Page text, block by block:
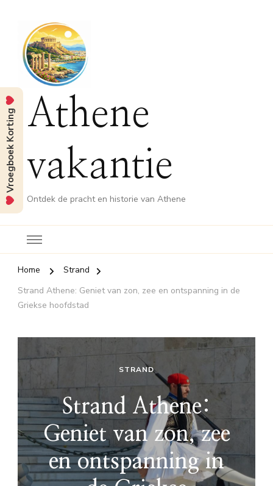
Athene
vakantie
Ontdek de pracht en historie van Athene
Home
Strand
Strand Athene: Geniet van zon, zee en ontspanning in de
Griekse hoofdstad
STRAND
Strand Athene:
Geniet van zon, zee
en ontspanning in
Vroegboek Korting